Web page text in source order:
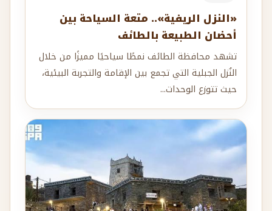
«النزل الريفية».. متعة السياحة بين
أحضان الطبيعة بالطائف
تشهد محافظة الطائف نمطًا سياحيًا مميزًا من خلال
النُزل الجبلية التي تجمع بين الإقامة والتجربة البيئية،
حيث تتوزع الوحدات...